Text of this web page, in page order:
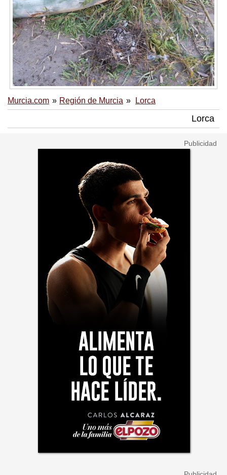
Murcia.com Región de Murcia Lorca
Lorca